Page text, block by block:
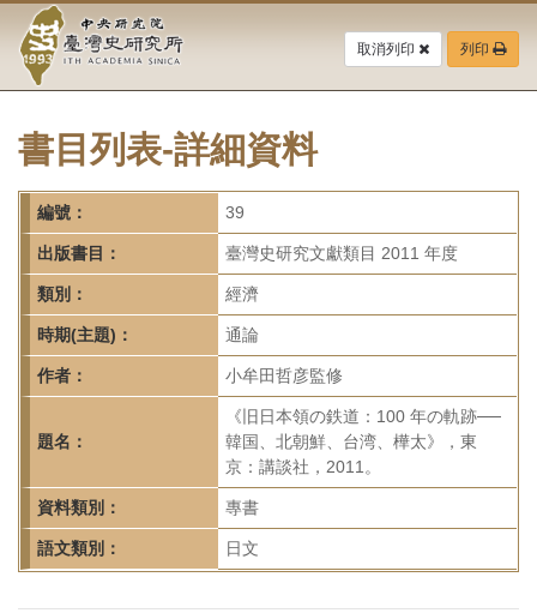
要
中
央
研
究
院-
臺
灣
史
研
究
所-
首
頁
取消列印 列印
書目列表-詳細資料
編號： 39
出版書目： 臺灣史研究文獻類目 2011 年度
類別： 經濟
時期(主題)： 通論
作者： 小牟田哲彦監修
題名：
《旧日本領の鉄道：100 年の軌跡──
韓国、北朝鮮、台湾、樺太》，東
京：講談社，2011。
資料類別： 專書
語文類別： 日文